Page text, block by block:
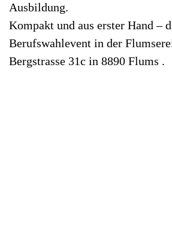
Ausbildung.
Kompakt und aus erster Hand –
Berufswahlevent in der
Bergstrasse 31c in 8890 Flums .